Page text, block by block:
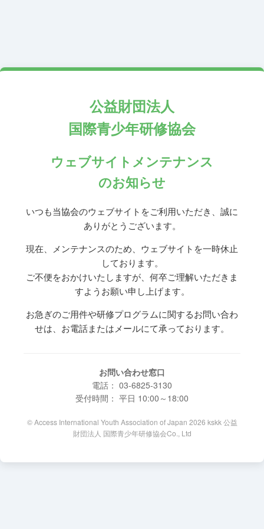
公益財団法人
国際青少年研修協会
ウェブサイトメンテナンス
のお知らせ
いつも当協会のウェブサイトをご利用いただき、誠に
ありがとうございます。
現在、メンテナンスのため、ウェブサイトを一時休止
しております。
ご不便をおかけいたしますが、何卒ご理解いただきま
すようお願い申し上げます。
お急ぎのご用件や研修プログラムに関するお問い合わ
せは、お電話またはメールにて承っております。
お問い合わせ窓口
電話： 03-6825-3130
受付時間： 平日 10:00～18:00
© Access International Youth Association of Japan 2026 kskk 公益
財団法人 国際青少年研修協会Co., Ltd